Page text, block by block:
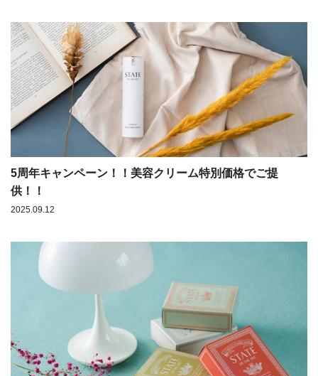
5周年キャンペーン！！美容クリーム特別価格でご提
供！！
2025.09.12